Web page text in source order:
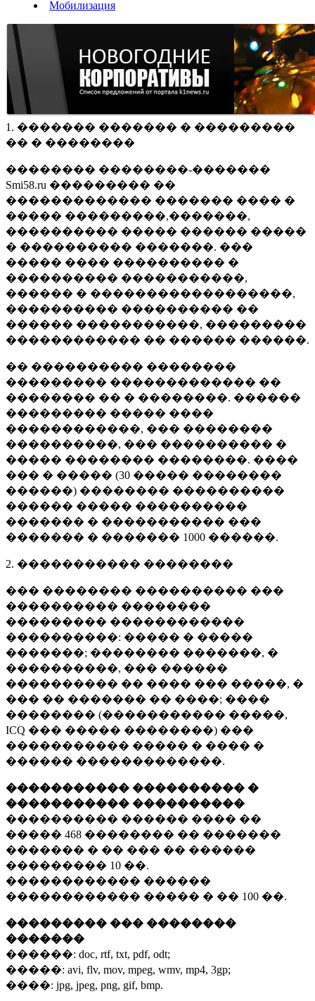
Мобилизация
1. ������� ������� � ���������
�� � ��������
�������� ��������-�������
Smi58.ru ��������� ��
������������� ������� ���� �
����� ���������,�������,
���������� ����� ������ �����
� ���������� �������. ���
����� ���� ���������� �
���������� �����������,
������ � ������������������,
���������� ���������� ��
������ �����������, ���������
������������ �� ������ ������.
�� ���������� ��������
��������� ������������� ��
�������� �� � ��������. ������
��������� ����� ����
������������, ��� ��������
����������, ��� ���������� �
����� �������� ��������. ����
��� � ����� (30 ����� ��������
������) �������� ����������
������ ����� ����������
������� � ����������� ���
������� � ������� 1000 ������.
2. ����������� ��������
��� �������� ���������� ���
���������� ��������
��������� ������������
����������: ����� � �����
�������; �������� �������, �
����������, ��� ������
���������� �� ���� ��� �����, �
��� �� ������� �� ����; ����
�������� (����������� �����,
ICQ ��� ����� ��������) ���
����������� ����� � ���� �
������ �������������.
����������� ���������� �
����������� ����������
���������� ������ ���� ��
����� 468 �������� �� �������
������� � �� ��� �� ������
��������� 10 ��.
������������ ������
������������ ����� � �� 100 ��.
��������� ��� ��������
�������
������: doc, rtf, txt, pdf, odt;
�����: avi, flv, mov, mpeg, wmv, mp4, 3gp;
����: jpg, jpeg, png, gif, bmp.